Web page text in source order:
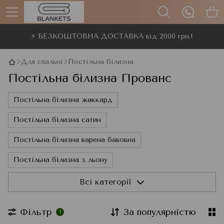
⚡ БЕЗКОШТОВНА ДОСТАВКА від 2000 грн.!
Для спальні Постільна білизна
Постільна білизна Прованс
Постільна білизна жаккард
Постільна білизна сатин
Постільна білизна варена бавовна
Постільна білизна з льону
Постільна білизна фланель
Постільна білизна ранфорс
Всі категорії
Фільтр 1 За популярністю